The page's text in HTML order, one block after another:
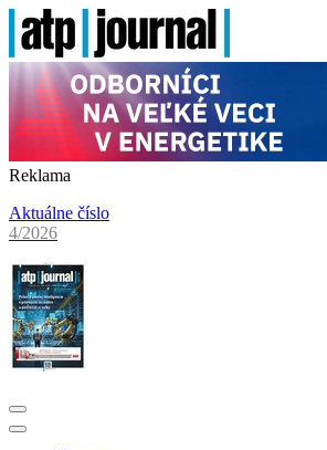
Reklama
Aktuálne číslo
4/2026